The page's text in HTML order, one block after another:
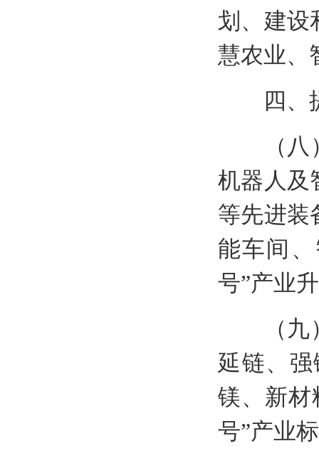
划、建设
慧农业、
四、提
（八）
机器人及
等先进装
能车间
号”产业
（九）
延链、
镁、新材
号”产业